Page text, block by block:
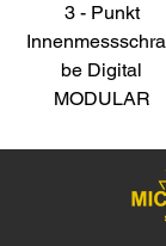
3 - Punkt
be Digital
MODULAR